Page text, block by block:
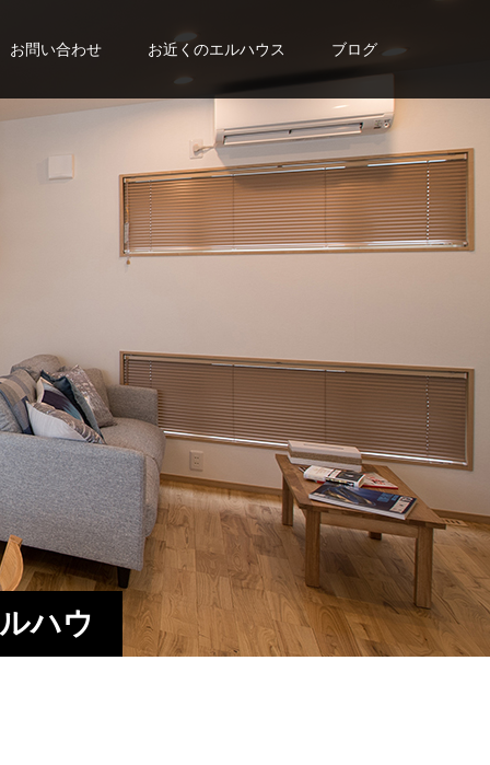
お問い合わせ お近くのエルハウス ブログ
ハウ